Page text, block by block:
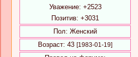
Уважение: +2523
Позитив: +3031
Пол: Женский
Возраст: 43 [1983-01-19]